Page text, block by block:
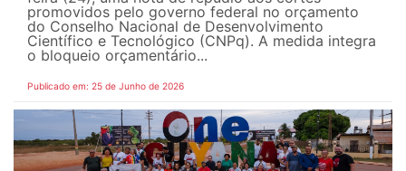
promovidos pelo governo federal no orçamento
do Conselho Nacional de Desenvolvimento
Científico e Tecnológico (CNPq). A medida integra
o bloqueio orçamentário...
Publicado em: 25 de Junho de 2026